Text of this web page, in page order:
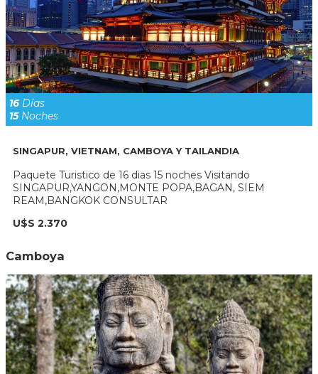
16 Días
15Noches
SINGAPUR, VIETNAM, CAMBOYA Y TAILANDIA
Paquete Turistico de 16 dias 15 noches Visitando
SINGAPUR,YANGON,MONTE POPA,BAGAN, SIEM
REAM,BANGKOK CONSULTAR
U$S 2.370
Camboya